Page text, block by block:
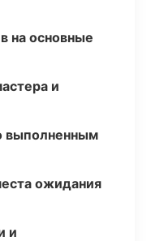
на основные
и
выполненным
ожидания
и